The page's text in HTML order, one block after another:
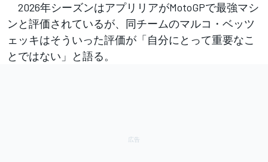
2026年シーズンはアプリリアがMotoGPで最強マシ
ンと評価されているが、同チームのマルコ・ベッツ
ェッキはそういった評価が「自分にとって重要なこ
とではない」と語る。